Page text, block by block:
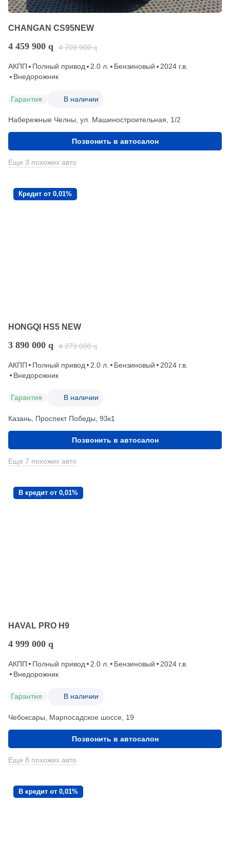
CHANGAN CS95NEW
4 459 900 q 4 709 900 q
АКПП Полный привод 2.0 л. Бензиновый
2024 г.в.
Внедорожник
Гарантия В наличии
Набережные Челны, ул. Машиностроительная, 1/2
Позвонить в автосалон
Еще 3 похожих авто
Кредит от 0,01%
HONGQI HS5 NEW
3 890 000 q 4 279 000 q
АКПП Полный привод 2.0 л. Бензиновый
2024 г.в.
Внедорожник
Гарантия В наличии
Казань, Проспект Победы, 93к1
Позвонить в автосалон
Еще 7 похожих авто
В кредит от 0,01%
HAVAL PRO H9
4 999 000 q
АКПП Полный привод 2.0 л. Бензиновый
2024 г.в.
Внедорожник
Гарантия В наличии
Чебоксары, Марпосадское шоссе, 19
Позвонить в автосалон
Еще 8 похожих авто
В кредит от 0,01%